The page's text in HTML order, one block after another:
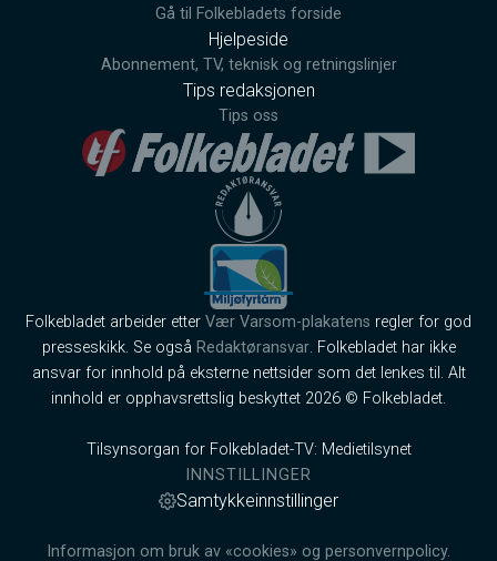
Gå til Folkebladets forside
Hjelpeside
Abonnement, TV, teknisk og retningslinjer
Tips redaksjonen
Tips oss
Folkebladet arbeider etter Vær Varsom-plakatens regler for god
presseskikk. Se også Redaktøransvar. Folkebladet har ikke
ansvar for innhold på eksterne nettsider som det lenkes til. Alt
innhold er opphavsrettslig beskyttet 2026 © Folkebladet.
Tilsynsorgan for Folkebladet-TV: Medietilsynet
INNSTILLINGER
Samtykkeinnstillinger
Informasjon om bruk av «cookies» og personvernpolicy.